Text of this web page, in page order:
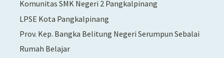
Komunitas SMK Negeri 2 Pangkalpinang
LPSE Kota Pangkalpinang
Prov. Kep. Bangka Belitung Negeri Serumpun Sebalai
Rumah Belajar